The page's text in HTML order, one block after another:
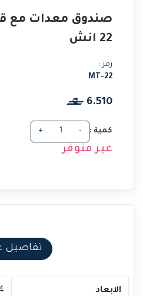
صندوق معدات مع
22 انش
رمز :
MT-22
6.510
كمية : -
+
غير متوفر
تفاصيل
الابعاد